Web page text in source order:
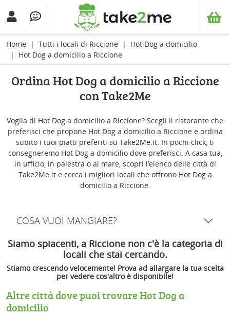
Home Tutti i locali di Riccione
Hot Dog a domicilio
Hot Dog a domicilio a Riccione
Ordina Hot Dog a domicilio a Riccione
con Take2Me
Voglia di Hot Dog a domicilio a Riccione? Scegli il ristorante che
preferisci che propone Hot Dog a domicilio a Riccione e ordina
subito i tuoi piatti preferiti su Take2Me.it. In pochi click, ti
consegneremo Hot Dog a domicilio dove preferisci. A casa tua,
in ufficio, in palestra o al mare, scopri l’elenco delle città di
Take2Me.it e cerca i migliori locali che offrono Hot Dog a
domicilio a Riccione.
COSA VUOI MANGIARE?
Siamo spiacenti, a Riccione non c'è la categoria di
locali che stai cercando.
Stiamo crescendo velocemente! Prova ad allargare la tua scelta
per vedere cos'altro è disponibile!
Altre città dove puoi trovare Hot Dog a
domicilio